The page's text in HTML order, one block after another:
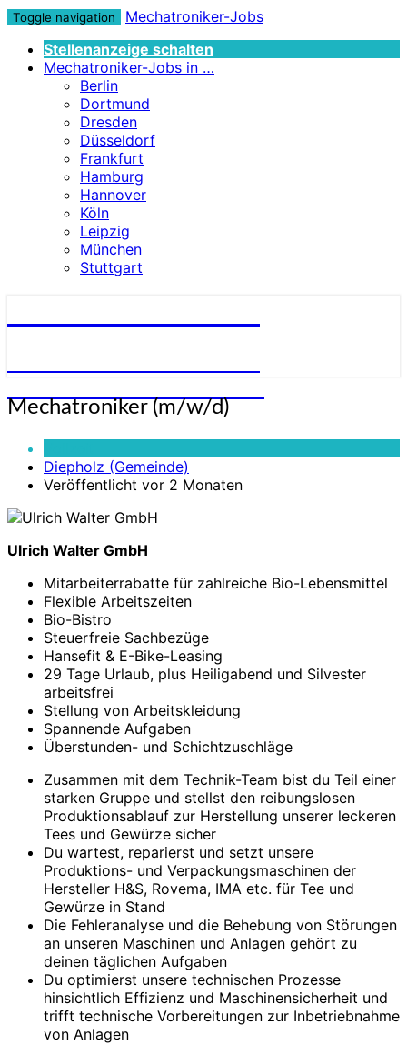
Toggle navigation
Mechatroniker-Jobs
Stellenanzeige schalten
Mechatroniker-Jobs in …
Berlin
Dortmund
Dresden
Düsseldorf
Frankfurt
Hamburg
Hannover
Köln
Leipzig
München
Stuttgart
Mechatroniker
Mechatroniker (m/w/d)
Diepholz (Gemeinde)
Veröffentlicht vor 2 Monaten
Ulrich Walter GmbH
Mitarbeiterrabatte für zahlreiche Bio-Lebensmittel
Flexible Arbeitszeiten
Bio-Bistro
Steuerfreie Sachbezüge
Hansefit & E-Bike-Leasing
29 Tage Urlaub, plus Heiligabend und Silvester
arbeitsfrei
Stellung von Arbeitskleidung
Spannende Aufgaben
Überstunden- und Schichtzuschläge
Zusammen mit dem Technik-Team bist du Teil einer
starken Gruppe und stellst den reibungslosen
Produktionsablauf zur Herstellung unserer leckeren
Tees und Gewürze sicher
Du wartest, reparierst und setzt unsere
Produktions- und Verpackungsmaschinen der
Hersteller H&S, Rovema, IMA etc. für Tee und
Gewürze in Stand
Die Fehleranalyse und die Behebung von Störungen
an unseren Maschinen und Anlagen gehört zu
deinen täglichen Aufgaben
Du optimierst unsere technischen Prozesse
hinsichtlich Effizienz und Maschinensicherheit und
trifft technische Vorbereitungen zur Inbetriebnahme
von Anlagen